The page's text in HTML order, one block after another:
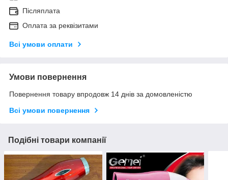
Післяплата
Оплата за реквізитами
Всі умови оплати
Умови повернення
Повернення товару впродовж 14 днів за домовленістю
Всі умови повернення
Подібні товари компанії